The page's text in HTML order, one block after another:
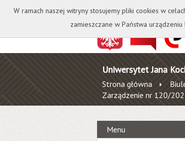
Kontakt
Uniwersytet Jana
Strona główna
Zarządzenie nr 120/
Menu
W ramach naszej witryny stosujemy pliki cookies w
zamieszczane w Państwa